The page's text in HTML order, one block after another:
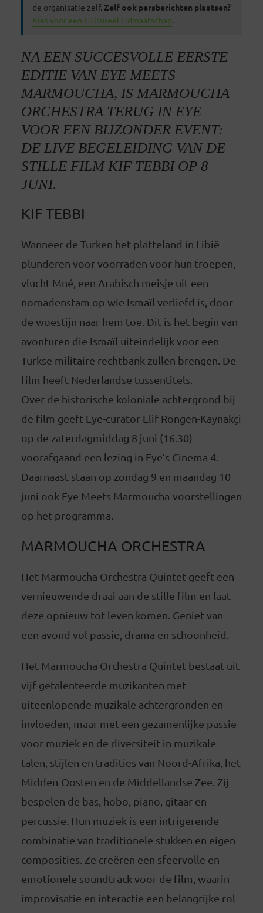
de organisatie zelf. Zelf ook persberichten plaatsen?
Kies voor een Cultureel Lidmaatschap.
NA EEN SUCCESVOLLE EERSTE
EDITIE VAN EYE MEETS
MARMOUCHA, IS MARMOUCHA
ORCHESTRA TERUG IN EYE
VOOR EEN BIJZONDER EVENT:
DE LIVE BEGELEIDING VAN DE
STILLE FILM KIF TEBBI OP 8
JUNI.
KIF TEBBI
Wanneer de Turken het platteland in Libië
plunderen voor voorraden voor hun troepen,
vlucht Mné, een Arabisch meisje uit een
nomadenstam op wie Ismaïl verliefd is, door
de woestijn naar hem toe. Dit is het begin van
avonturen die Ismaïl uiteindelijk voor een
Turkse militaire rechtbank zullen brengen. De
film heeft Nederlandse tussentitels.
Over de historische koloniale achtergrond bij
de film geeft Eye-curator Elif Rongen-Kaynakçi
op de zaterdagmiddag 8 juni (16.30)
voorafgaand een lezing in Eye’s Cinema 4.
Daarnaast staan op zondag 9 en maandag 10
juni ook Eye Meets Marmoucha-voorstellingen
op het programma.
MARMOUCHA ORCHESTRA
Het Marmoucha Orchestra Quintet geeft een
vernieuwende draai aan de stille film en laat
deze opnieuw tot leven komen. Geniet van
een avond vol passie, drama en schoonheid.
Het Marmoucha Orchestra Quintet bestaat uit
vijf getalenteerde muzikanten met
uiteenlopende muzikale achtergronden en
invloeden, maar met een gezamenlijke passie
voor muziek en de diversiteit in muzikale
talen, stijlen en tradities van Noord-Afrika, het
Midden-Oosten en de Middellandse Zee. Zij
bespelen de bas, hobo, piano, gitaar en
percussie. Hun muziek is een intrigerende
combinatie van traditionele stukken en eigen
composities. Ze creëren een sfeervolle en
emotionele soundtrack voor de film, waarin
improvisatie en interactie een belangrijke rol